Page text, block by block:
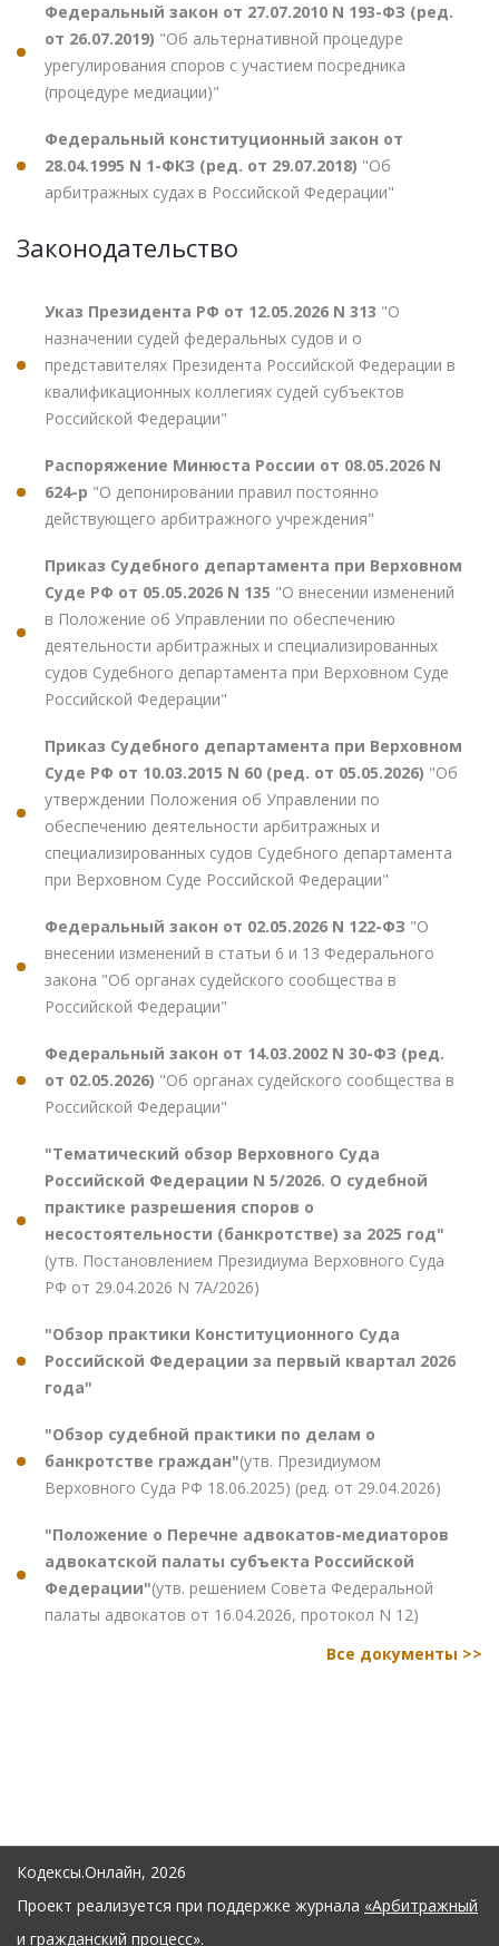
Федеральный закон от 27.07.2010 N 193-ФЗ (ред.
от 26.07.2019) "Об альтернативной процедуре
урегулирования споров с участием посредника
(процедуре медиации)"
Федеральный конституционный закон от
28.04.1995 N 1-ФКЗ (ред. от 29.07.2018) "Об
арбитражных судах в Российской Федерации"
Законодательство
Указ Президента РФ от 12.05.2026 N 313 "О
назначении судей федеральных судов и о
представителях Президента Российской Федерации в
квалификационных коллегиях судей субъектов
Российской Федерации"
Распоряжение Минюста России от 08.05.2026 N
624-р "О депонировании правил постоянно
действующего арбитражного учреждения"
Приказ Судебного департамента при Верховном
Суде РФ от 05.05.2026 N 135 "О внесении изменений
в Положение об Управлении по обеспечению
деятельности арбитражных и специализированных
судов Судебного департамента при Верховном Суде
Российской Федерации"
Приказ Судебного департамента при Верховном
Суде РФ от 10.03.2015 N 60 (ред. от 05.05.2026) "Об
утверждении Положения об Управлении по
обеспечению деятельности арбитражных и
специализированных судов Судебного департамента
при Верховном Суде Российской Федерации"
Федеральный закон от 02.05.2026 N 122-ФЗ "О
внесении изменений в статьи 6 и 13 Федерального
закона "Об органах судейского сообщества в
Российской Федерации"
Федеральный закон от 14.03.2002 N 30-ФЗ (ред.
от 02.05.2026) "Об органах судейского сообщества в
Российской Федерации"
"Тематический обзор Верховного Суда
Российской Федерации N 5/2026. О судебной
практике разрешения споров о
несостоятельности (банкротстве) за 2025 год"
(утв. Постановлением Президиума Верховного Суда
РФ от 29.04.2026 N 7А/2026)
"Обзор практики Конституционного Суда
Российской Федерации за первый квартал 2026
года"
"Обзор судебной практики по делам о
банкротстве граждан"(утв. Президиумом
Верховного Суда РФ 18.06.2025) (ред. от 29.04.2026)
"Положение о Перечне адвокатов-медиаторов
адвокатской палаты субъекта Российской
Федерации"(утв. решением Совета Федеральной
палаты адвокатов от 16.04.2026, протокол N 12)
Все документы >>
Кодексы.Онлайн, 2026
Проект реализуется при поддержке журнала «Арбитражный
и гражданский процесс».